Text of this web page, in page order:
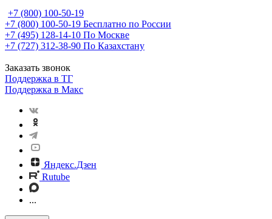
+7 (800) 100-50-19
+7 (800) 100-50-19 Бесплатно по России
+7 (495) 128-14-10 По Москве
+7 (727) 312-38-90 По Казахстану
Заказать звонок
Поддержка в ТГ
Поддержка в Макс
Яндекс.Дзен
Rutube
...